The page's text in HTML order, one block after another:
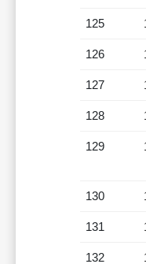
125
126
127
128
129
130
131
132